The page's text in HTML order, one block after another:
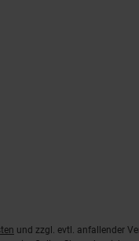
und zzgl. evtl. anfallender